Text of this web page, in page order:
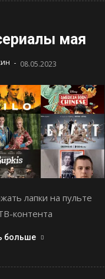
мая
- 08.05.2023
лапки на пульте
контента
больше